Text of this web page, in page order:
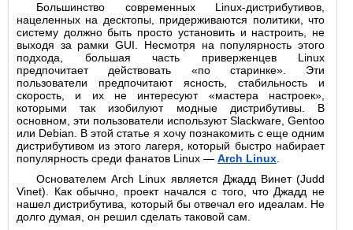
Большинство современных Linux-дистрибутивов,
нацеленных на десктопы, придерживаются политики, что
систему должно быть просто установить и настроить, не
выходя за рамки GUI. Несмотря на популярность этого
подхода, большая часть приверженцев Linux
предпочитает действовать «по старинке». Эти
пользователи предпочитают ясность, стабильность и
скорость, и их не интересуют «мастера настроек»,
которыми так изобилуют модные дистрибутивы. В
основном, эти пользователи используют Slackware, Gentoo
или Debian. В этой статье я хочу познакомить с еще одним
дистрибутивом из этого лагеря, который быстро набирает
популярность среди фанатов Linux — Arch Linux
Основателем Arch Linux является Джадд Винет (Judd
Vinet). Как обычно, проект начался с того, что Джадд не
нашел дистрибутива, который бы отвечал его идеалам. Не
долго думая, он решил сделать таковой сам.